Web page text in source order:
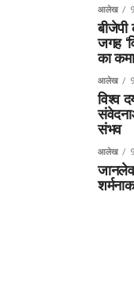
आलेख
जगह
का
आलेख
विश्व
संभव
आलेख